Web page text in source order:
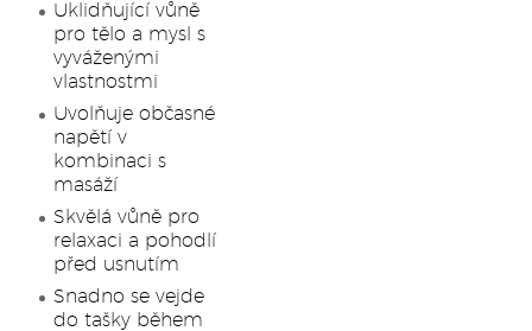
Uklidňující vůně
pro tělo a mysl s
vyváženými
vlastnostmi
Uvolňuje občasné
napětí v
kombinaci s
masáží
Skvělá vůně pro
relaxaci a pohodlí
před usnutím
Snadno se vejde
do tašky během